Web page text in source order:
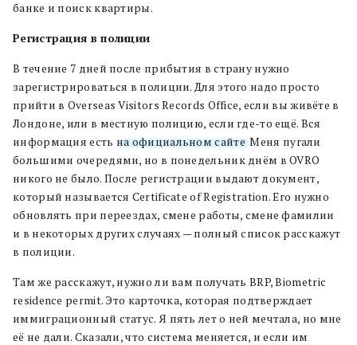
банке и поиск квартиры.
Регистрация в полиции
В течение 7 дней после прибытия в страну нужно
зарегистрироваться в полиции. Для этого надо просто
прийти в Overseas Visitors Records Office, если вы живёте в
Лондоне, или в местную полицию, если где-то ещё. Вся
информация есть на официальном сайте. Меня пугали
большими очередями, но в понедельник днём в OVRO
никого не было. После регистрации выдают документ,
который называется Certificate of Registration. Его нужно
обновлять при переездах, смене работы, смене фамилии
и в некоторых других случаях — полный список расскажут
в полиции.
Там же расскажут, нужно ли вам получать BRP, Biometric
residence permit. Это карточка, которая подтверждает
иммиграционный статус. Я пять лет о ней мечтала, но мне
её не дали. Сказали, что система меняется, и если им